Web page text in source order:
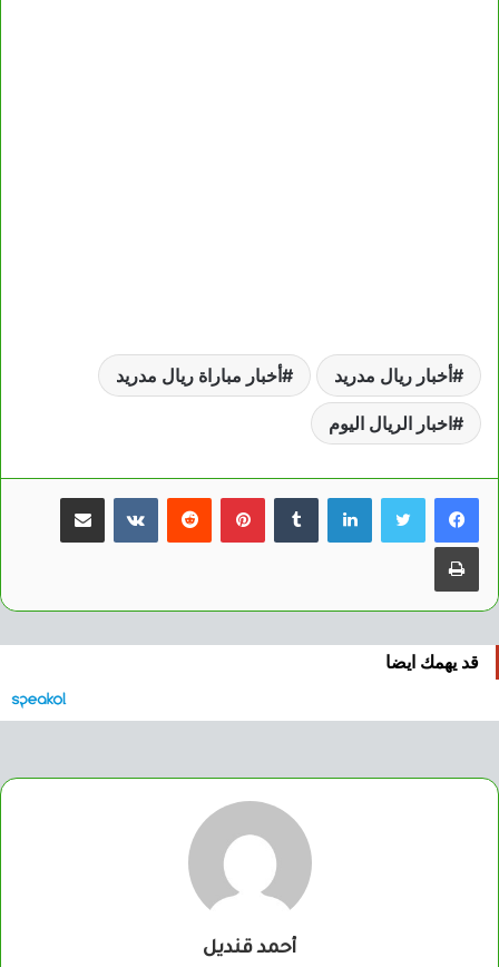
أخبار ريال مدريد أخبار مباراة ريال مدريد
اخبار الريال اليوم
لينكدإن بينتيريست مشاركة عبر البريد
طباعة
قد يهمك ايضا
أحمد قنديل